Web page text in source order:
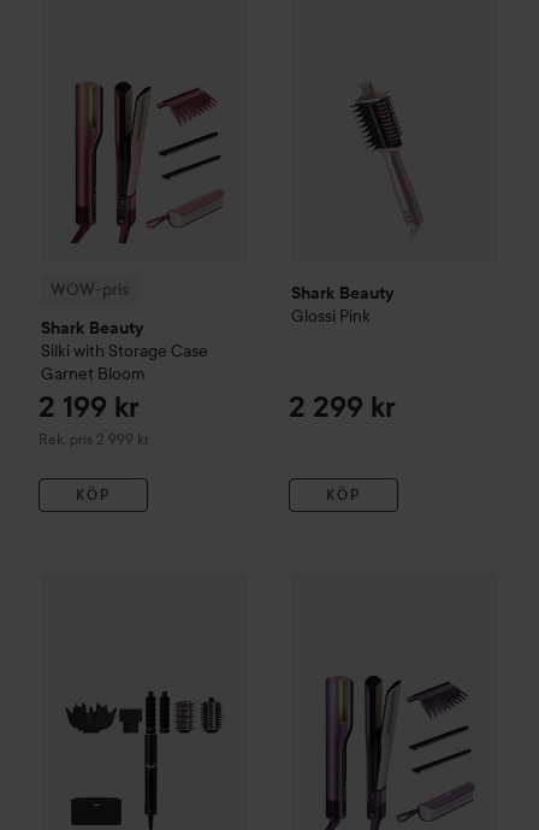
WOW-pris
Shark Beauty
Silki with Storage Case
Garnet Bloom
2 199 kr
Rek. pris 2 999 kr
Rekommenderat pris 2 999 kr
KÖP
Shark Beauty
Glossi Pink
2 299 kr
KÖP